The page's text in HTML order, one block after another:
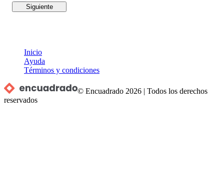
Siguiente
Inicio
Ayuda
Términos y condiciones
© Encuadrado 2026 |Todos los derechos
reservados